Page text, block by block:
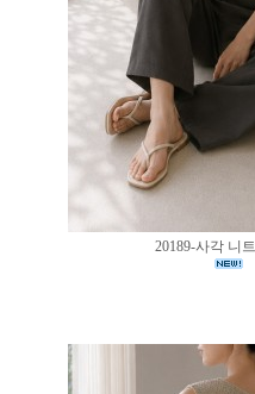
20189-사각 니